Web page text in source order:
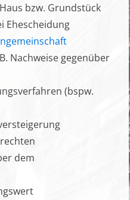
bzw. Grundstück
Ehescheidung
Nachweise gegenüber
(bspw.
dem